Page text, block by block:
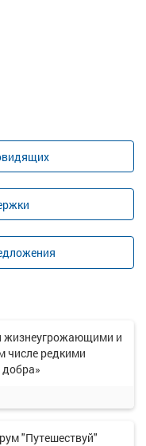
жизнеугрожающими и
числе редкими
"Путешествуй"